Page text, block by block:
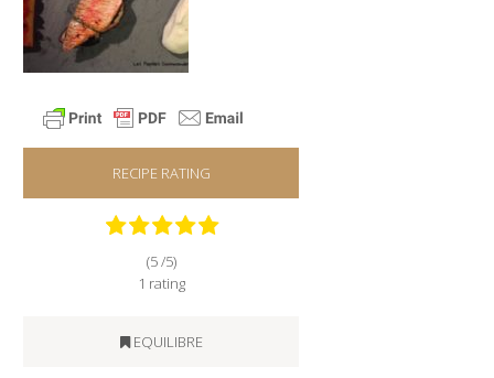
RECIPE RATING
(5 /5)
1 rating
EQUILIBRE